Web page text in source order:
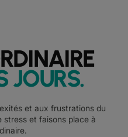
JOURS.
et aux frustrations du
stress et faisons place à